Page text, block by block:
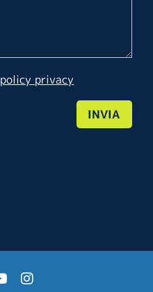
policy privacy
INVIA